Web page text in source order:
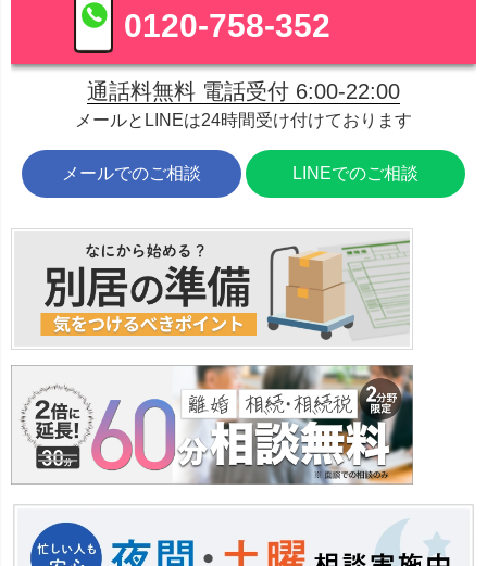
0120-758-352
通話料無料 電話受付 6:00-22:00
メールとLINEは24時間受け付けております
メールでのご相談 LINEでのご相談